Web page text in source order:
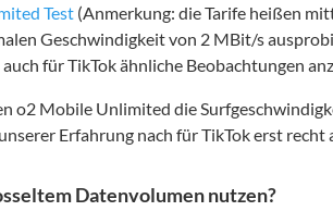
Test (Anmerkung: die Tarife heißen
Geschwindigkeit von 2 MBit/s
für TikTok ähnliche Beobachtungen
o2 Mobile Unlimited die
Erfahrung nach für TikTok erst
Datenvolumen nutzen?